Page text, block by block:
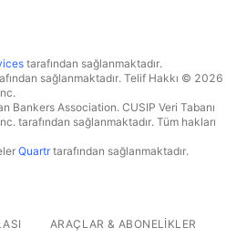
tarafından sağlanmaktadır.
sağlanmaktadır. Telif Hakkı © 2026
Bankers Association. CUSIP Veri Tabanı
tarafından sağlanmaktadır. Tüm hakları
Quartrtarafından sağlanmaktadır.
ARAÇLAR & ABONELIKLER